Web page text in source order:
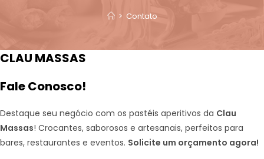
> Contato
CLAU MASSAS
Fale Conosco!
Destaque seu negócio com os pastéis aperitivos da Clau
Massas! Crocantes, saborosos e artesanais, perfeitos para
bares, restaurantes e eventos. Solicite um orçamento agora!